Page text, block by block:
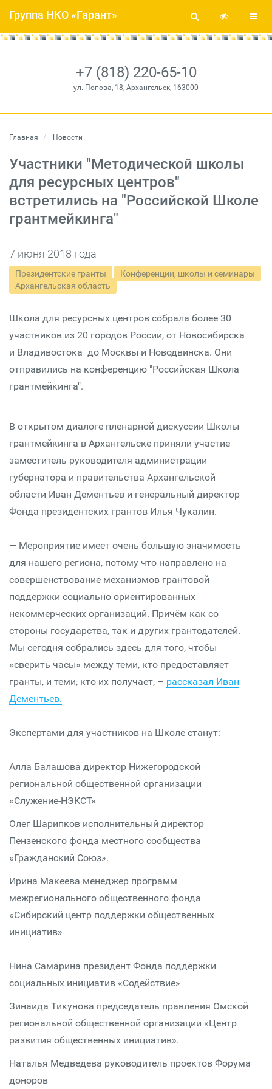
+7 (818) 220-65-10
ул. Попова, 18, Архангельск, 163000
Группа НКО «Гарант»
Главная Новости
Участники "Методической школы
для ресурсных центров"
встретились на "Российской Школе
грантмейкинга"
7 июня 2018 года
Президентские гранты
Конференции, школы и семинары
Архангельская область
Школа для ресурсных центров собрала более 30
участников из 20 городов России, от Новосибирска
и Владивостока до Москвы и Новодвинска. Они
отправились на конференцию "Российская Школа
грантмейкинга".
В открытом диалоге пленарной дискуссии Школы
грантмейкинга в Архангельске приняли участие
заместитель руководителя администрации
губернатора и правительства Архангельской
области Иван Дементьев и генеральный директор
Фонда президентских грантов Илья Чукалин.
— Мероприятие имеет очень большую значимость
для нашего региона, потому что направлено на
совершенствование механизмов грантовой
поддержки социально ориентированных
некоммерческих организаций. Причём как со
стороны государства, так и других грантодателей.
Мы сегодня собрались здесь для того, чтобы
«сверить часы» между теми, кто предоставляет
гранты, и теми, кто их получает, – рассказал Иван
Дементьев.
Экспертами для участников на Школе станут:
Алла Балашова директор Нижегородской
региональной общественной организации
«Служение-НЭКСТ»
Олег Шарипков исполнительный директор
Пензенского фонда местного сообщества
«Гражданский Союз».
Ирина Макеева менеджер программ
межрегионального общественного фонда
«Сибирский центр поддержки общественных
инициатив»
Нина Самарина президент Фонда поддержки
социальных инициатив «Содействие»
Зинаида Тикунова председатель правления Омской
региональной общественной организации «Центр
развития общественных инициатив».
Наталья Медведева руководитель проектов Форума
доноров